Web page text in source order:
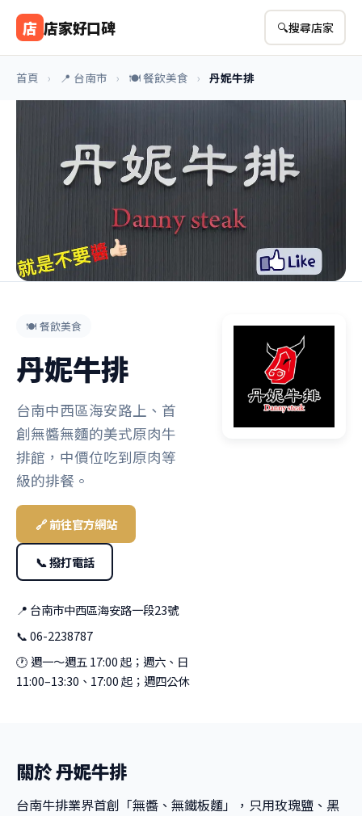
店 店家好口碑 🔍搜尋店家
首頁 › 📍 台南市 › 🍽️ 餐飲美食 › 丹妮牛排
🍽️ 餐飲美食
丹妮牛排
台南中西區海安路上、首
創無醬無麵的美式原肉牛
排館，中價位吃到原肉等
級的排餐。
🔗 前往官方網站
📞 撥打電話
📍 台南市中西區海安路一段23號
📞 06-2238787
🕐 週一～週五 17:00 起；週六、日
11:00–13:30、17:00 起；週四公休
關於 丹妮牛排
台南牛排業界首創「無醬、無鐵板麵」，只用玫瑰鹽、黑